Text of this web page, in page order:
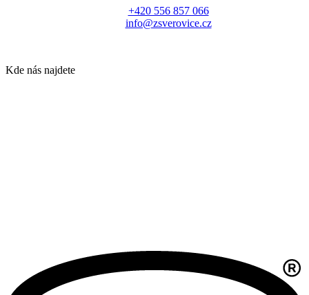
+420 556 857 066
info@zsverovice.cz
Kde nás najdete